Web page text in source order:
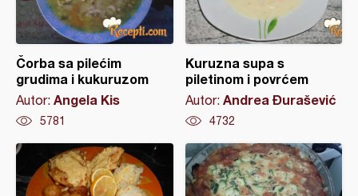
Čorba sa pilećim
grudima i kukuruzom
Autor: Angela Kis
5781
Kuruzna supa s
piletinom i povrćem
Autor: Andrea Đurašević
4732